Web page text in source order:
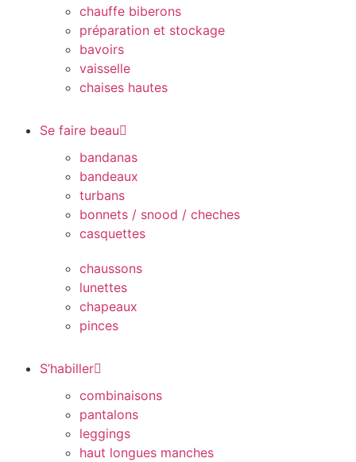
chauffe biberons
préparation et stockage
bavoirs
vaisselle
chaises hautes
Se faire beau
bandanas
bandeaux
turbans
bonnets / snood / cheches
casquettes
chaussons
lunettes
chapeaux
pinces
S’habiller
combinaisons
pantalons
leggings
haut longues manches